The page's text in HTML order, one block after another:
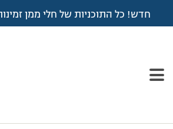
חדש! כל התוכניות של חלי ממן
עמוד הבית >דיונים>פורום >רישום יום ב'
מוצגות 2 תגובות – 1 עד 2 (מתוך 2 סה״כ)